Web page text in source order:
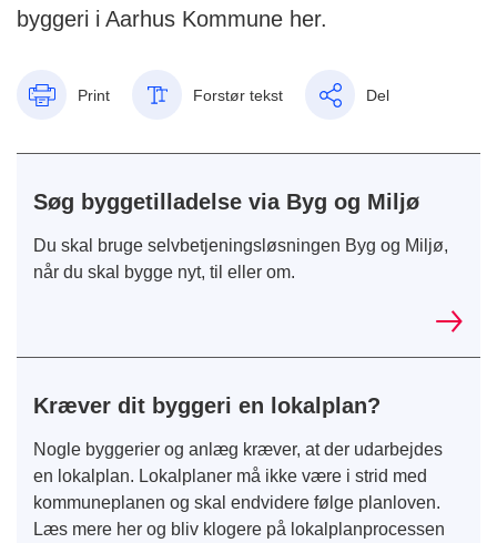
byggeri i Aarhus Kommune her.
Print Forstør tekst Del
Søg byggetilladelse via Byg og Miljø
Du skal bruge selvbetjeningsløsningen Byg og Miljø,
når du skal bygge nyt, til eller om.
Kræver dit byggeri en lokalplan?
Nogle byggerier og anlæg kræver, at der udarbejdes
en lokalplan. Lokalplaner må ikke være i strid med
kommuneplanen og skal endvidere følge planloven.
Læs mere her og bliv klogere på lokalplanprocessen